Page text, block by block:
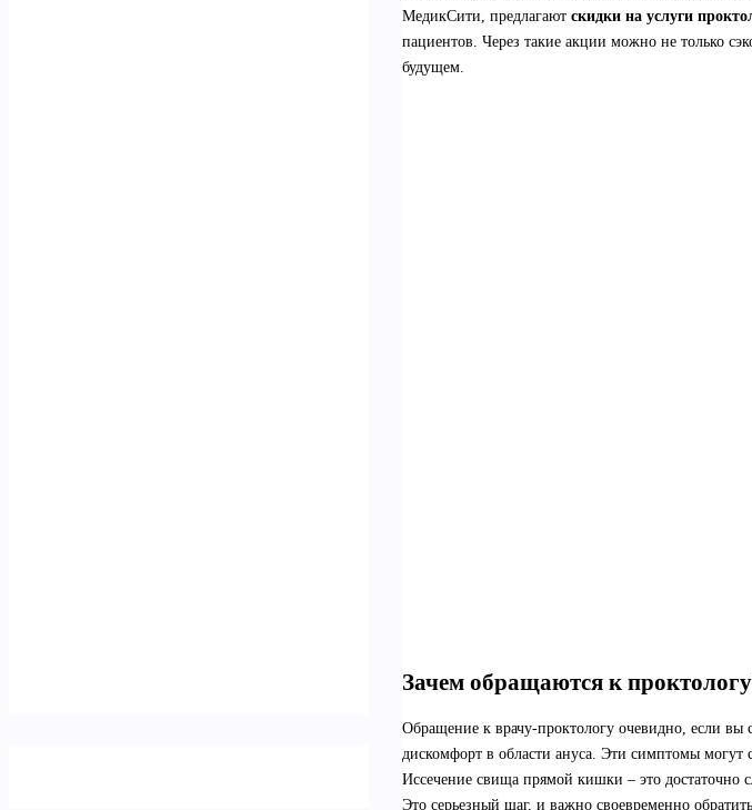
МедикСити, предлагают скидки на услуги
пациентов. Через такие акции можно не только
будущем.
Зачем обращаются к
Обращение к врачу-проктологу очевидно, если вы
дискомфорт в области ануса. Эти симптомы могут
Иссечение свища прямой кишки – это достаточно
Это серьезный шаг, и важно своевременно